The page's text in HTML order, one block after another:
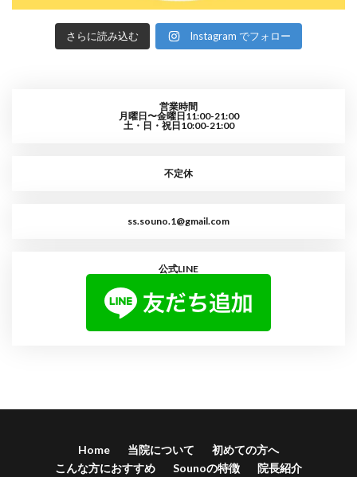
さらに読み込む Instagram でフォロー
営業時間
月曜日〜金曜日11:00-21:00
土・日・祝日10:00-21:00
不定休
ss.souno.1@gmail.com
公式LINE
Home 当院について
初めての方へ
こんな方におすすめ
Sounoの特徴 院長紹介